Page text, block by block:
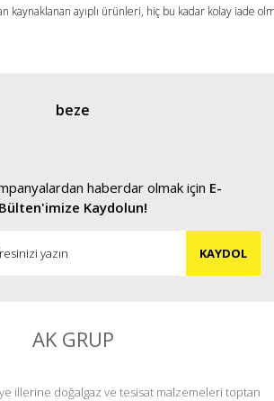
kaynaklanan ayıplı ürünleri, hiç bu kadar kolay iade
beze
haberdar olmak için E-
Bülten'imize Kaydolun!
KAYDOL
AK GRUP
illerine doğalgaz ve tesisat malzemeleri toptan